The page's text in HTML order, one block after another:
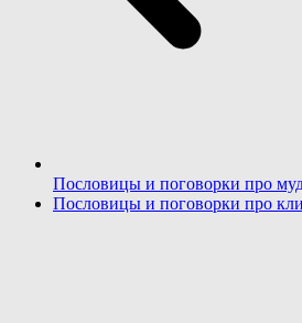
Пословицы и поговорки про
Пословицы и поговорки про